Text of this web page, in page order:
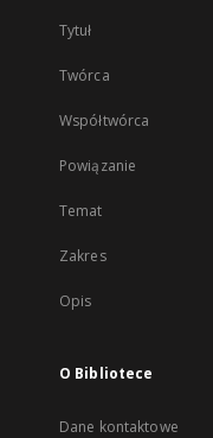
Tytuł
Twórca
Współtwórca
Powiązanie
Temat
Zakres
Opis
O Bibliotece
Dane kontaktowe